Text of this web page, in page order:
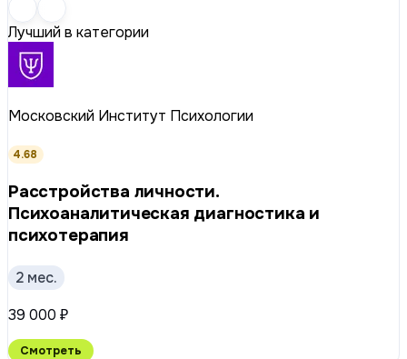
Лучший в категории
Московский Институт Психологии
4.68
Расстройства личности.
Психоаналитическая диагностика и
психотерапия
2 мес.
39 000 ₽
Смотреть